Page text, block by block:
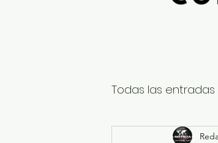
Todas las entradas